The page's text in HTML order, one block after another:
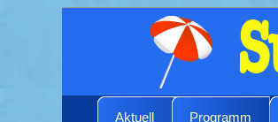
Aktuell Programm